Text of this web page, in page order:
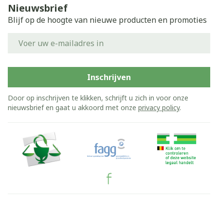
Nieuwsbrief
Blijf op de hoogte van nieuwe producten en promoties
Inschrijven
Door op inschrijven te klikken, schrijft u zich in voor onze
nieuwsbrief en gaat u akkoord met onze privacy policy.